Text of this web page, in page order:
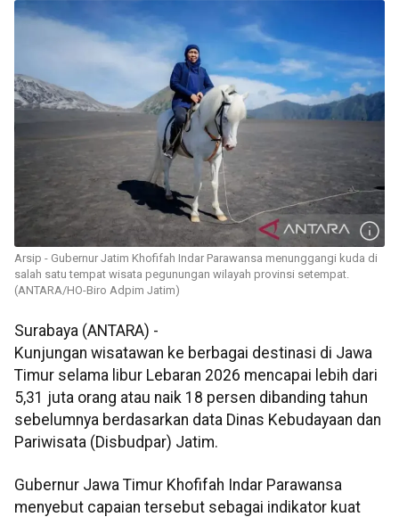
Arsip - Gubernur Jatim Khofifah Indar Parawansa menunggangi kuda di
salah satu tempat wisata pegunungan wilayah provinsi setempat.
(ANTARA/HO-Biro Adpim Jatim)
Surabaya (ANTARA) -
Kunjungan wisatawan ke berbagai destinasi di Jawa
Timur selama libur Lebaran 2026 mencapai lebih dari
5,31 juta orang atau naik 18 persen dibanding tahun
sebelumnya berdasarkan data Dinas Kebudayaan dan
Pariwisata (Disbudpar) Jatim.
Gubernur Jawa Timur Khofifah Indar Parawansa
menyebut capaian tersebut sebagai indikator kuat